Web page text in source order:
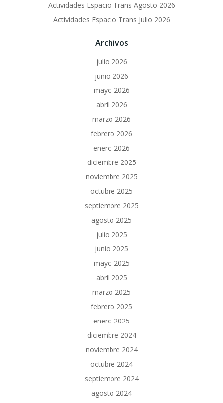
Actividades Espacio Trans Agosto 2026
Actividades Espacio Trans Julio 2026
Archivos
julio 2026
junio 2026
mayo 2026
abril 2026
marzo 2026
febrero 2026
enero 2026
diciembre 2025
noviembre 2025
octubre 2025
septiembre 2025
agosto 2025
julio 2025
junio 2025
mayo 2025
abril 2025
marzo 2025
febrero 2025
enero 2025
diciembre 2024
noviembre 2024
octubre 2024
septiembre 2024
agosto 2024